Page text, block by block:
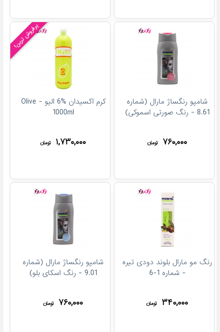
شامپو رنگساژ مارال (شماره
8.61 - رنگ صورتی اسموکی)
۷۶۰,۰۰۰ تومان
پرفروش ترین!
کرم اکسیدان %6 الیو - Olive
1000ml
۱,۷۳۰,۰۰۰ تومان
رنگ مو مارال بلوند دودی تیره
- شماره 1-6
۳۴۰,۰۰۰ تومان
شامپو رنگساژ مارال (شماره
9.01 - رنگ اسکای بلو)
۷۶۰,۰۰۰ تومان